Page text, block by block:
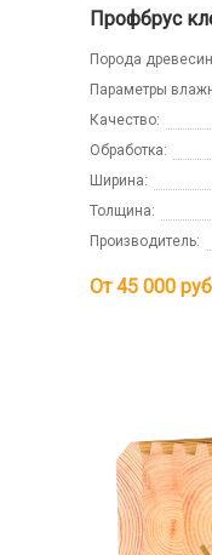
Профбрус
Порода
Параметры
Качество:
Обработка:
Ширина:
Толщина:
Производитель:
От 45 000